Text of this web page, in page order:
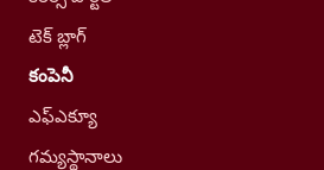
టెక్ బ్లాగ్
కంపెనీ
ఎఫ్ఎక్యూ
గమ్యస్థానాలు